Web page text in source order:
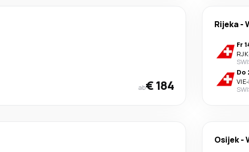
ab€ 184
Rijeka-
Fr
RJK
Do
VIE-
Osijek-